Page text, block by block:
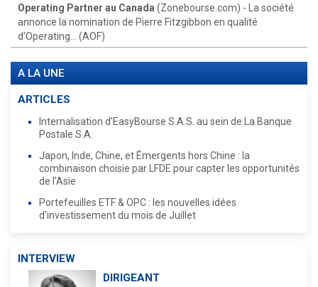
Operating Partner au Canada (Zonebourse.com) - La société
annonce la nomination de Pierre Fitzgibbon en qualité
d'Operating... (AOF)
A LA UNE
ARTICLES
Internalisation d'EasyBourse S.A.S. au sein de La Banque
Postale S.A.
Japon, Inde, Chine, et Émergents hors Chine : la
combinaison choisie par LFDE pour capter les opportunités
de l'Asie
Portefeuilles ETF & OPC : les nouvelles idées
d'investissement du mois de Juillet
INTERVIEW
DIRIGEANT